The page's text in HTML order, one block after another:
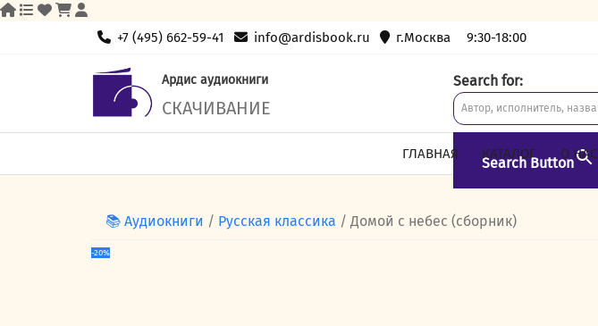
+7 (495) 662-59-41 info@ardisbook.ru г.Москва 9:30-18:00
Ардис аудиокниги
СКАЧИВАНИЕ
Search for:
Search Button
ГЛАВНАЯ КАТАЛОГ О НАС
📚 Аудиокниги / Русская классика / Домой с небес (сборник)
-20%